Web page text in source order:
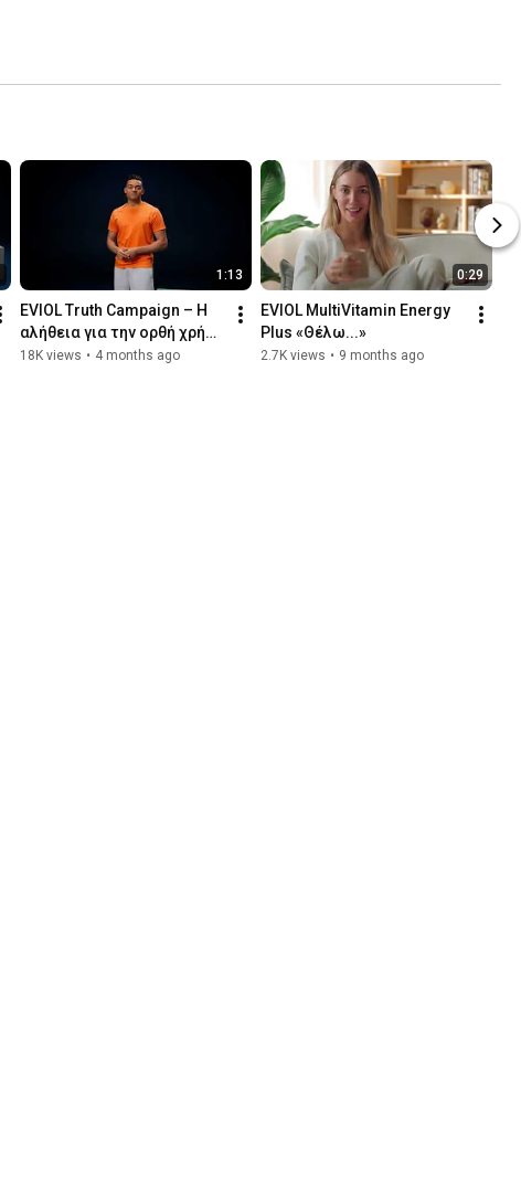
1:13
EVIOL Truth Campaign – Η
αλήθεια για την ορθή χρήση
συμπληρωμάτων
18K views • 4 months ago
0:29
EVIOL MultiVitamin Energy
Plus «Θέλω...»
2.7K views • 9 months ago